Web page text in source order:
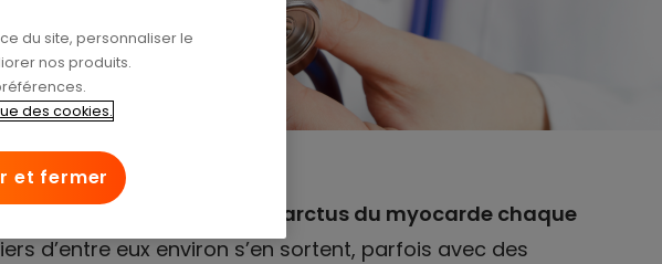
sont victimes d’un infarctus du myocarde chaque
d’entre eux environ s’en sortent, parfois avec des
du site, personnaliser le
nos produits.
des cookies.
et fermer